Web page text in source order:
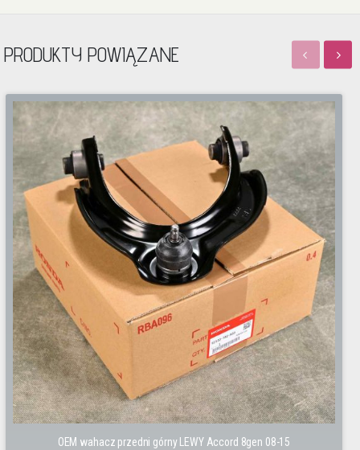
PRODUKTY POWIĄZANE
OEM wahacz przedni górny LEWY Accord 8gen 08-15